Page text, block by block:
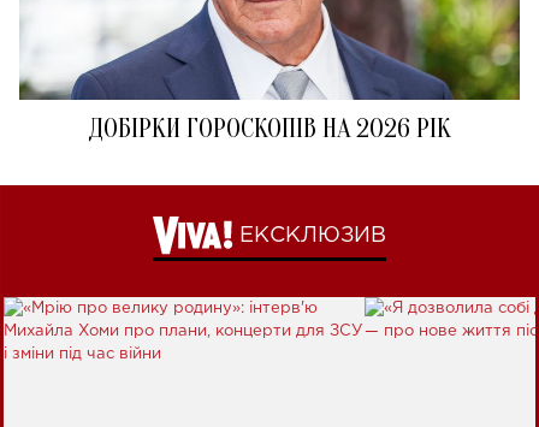
ДОБІРКИ ГОРОСКОПІВ НА 2026 РІК
ЕКСКЛЮЗИВ